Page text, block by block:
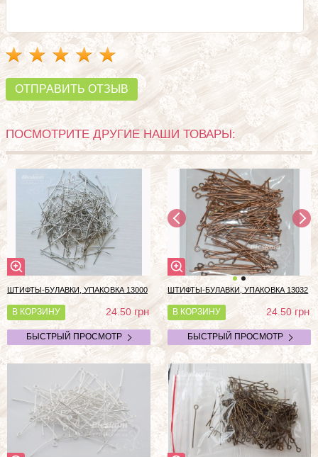
ОТПРАВИТЬ ОТЗЫВ
ПОСМОТРИТЕ ДРУГИЕ НАШИ ТОВАРЫ:
ШТИФТЫ-БУЛАВКИ, УПАКОВКА 13000
В КОРЗИНУ 24.50грн
БЫСТРЫЙ ПРОСМОТР
ШТИФТЫ-БУЛАВКИ, УПАКОВКА 13032
В КОРЗИНУ 24.50грн
БЫСТРЫЙ ПРОСМОТР